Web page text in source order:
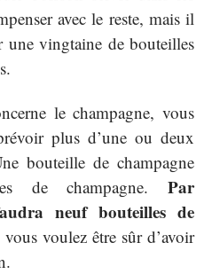
avec le reste, mais il
une vingtaine de bouteilles
le champagne, vous
plus d’une ou deux
bouteille de champagne
de champagne. Par
neuf bouteilles de
voulez être sûr d’avoir